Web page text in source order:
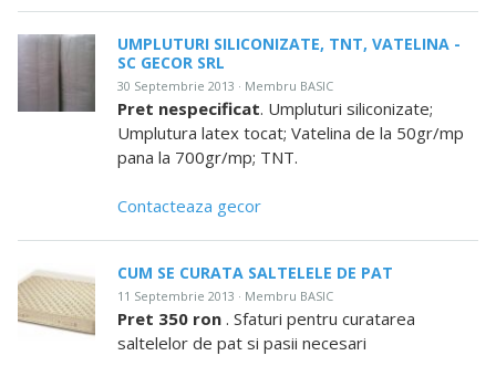
UMPLUTURI SILICONIZATE, TNT, VATELINA -
SC GECOR SRL
30 Septembrie 2013 · Membru BASIC
Pret nespecificat. Umpluturi siliconizate;
Umplutura latex tocat; Vatelina de la 50gr/mp
pana la 700gr/mp; TNT.
Contacteaza gecor
CUM SE CURATA SALTELELE DE PAT
11 Septembrie 2013 · Membru BASIC
Pret 350 ron . Sfaturi pentru curatarea
saltelelor de pat si pasii necesari